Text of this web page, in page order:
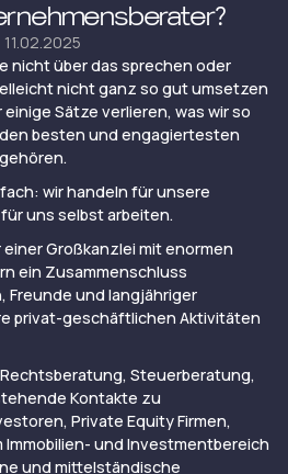
11.02.2025
nicht über das sprechen oder
nicht ganz so gut umsetzen
Sätze verlieren, was wir so
besten und engagiertesten
wir handeln für unsere
uns selbst arbeiten.
einer Großkanzlei mit enormen
ein Zusammenschluss
Freunde und langjähriger
privat-geschäftlichen Aktivitäten
Rechtsberatung, Steuerberatung,
Kontakte zu
Private Equity Firmen,
Immobilien- und Investmentbereich
und mittelständische